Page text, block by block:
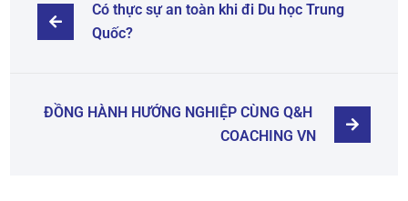
Có thực sự an toàn khi đi Du học Trung
Quốc?
ĐỒNG HÀNH HƯỚNG NGHIỆP CÙNG Q&H
COACHING VN